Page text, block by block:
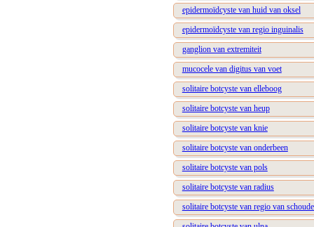
epidermoïdcyste van huid van oksel
epidermoïdcyste van regio inguinalis
ganglion van extremiteit
mucocele van digitus van voet
solitaire botcyste van elleboog
solitaire botcyste van heup
solitaire botcyste van knie
solitaire botcyste van onderbeen
solitaire botcyste van pols
solitaire botcyste van radius
solitaire botcyste van regio van